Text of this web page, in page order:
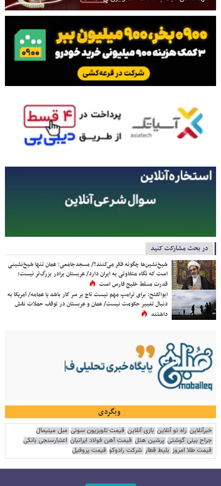
در بحث مشارکت کنید
شیخ‌نشین‌ها چگونه فکر می‌کنند؟/ مسجدجامعی: عمان تنها شیخ‌نشینی
است که نگاه متفاوتی به ایران دارد/ عربستان برادر بزرگ‌تر نیست؛
قدرت مسلط خلیج فارس است
ابوالفتح: برای ترامپ مهم نیست تاج بر سر کار باشد یا عمامه/ آمریکا به
دنبال تغییر حکومت نیست/ عمان و عربستان در توقف حملات نقش
داشتند
وبگردی
خبرآنلاین راه نو آنلاین بازی آنلاین قیمت تلویزیون سونی مبل مینیمال
جراح بینی گوشتی پرشین هتل قیمت آهن فولاد ایرانیان اعتبارسنجی بانکی
قیمت طلا امروز بلیط قطار شرکت رادوکو قیمت پروفیل